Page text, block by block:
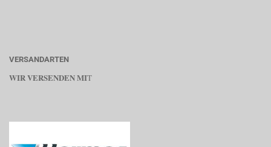
VERSANDARTEN
WIR VERSENDEN MIT